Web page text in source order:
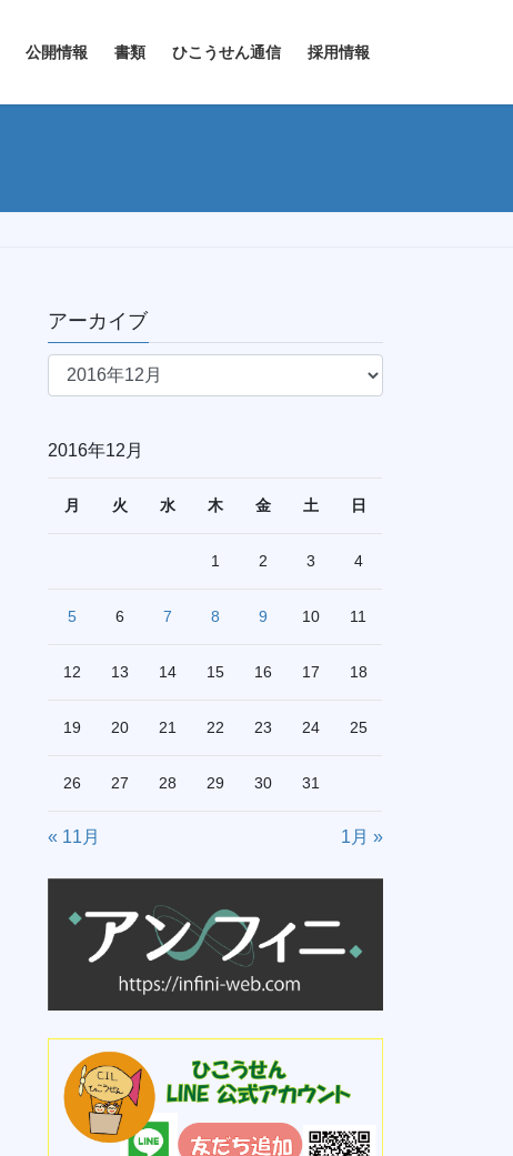
公開情報 書類 ひこうせん通信 採用情報
アーカイブ
ア
ブ
2016年12月
月 火 水 木 金 土 日
1 2 3 4
5 6 7 8 9 10 11
12 13 14 15 16 17 18
19 20 21 22 23 24 25
26 27 28 29 30 31
« 11月 1月 »